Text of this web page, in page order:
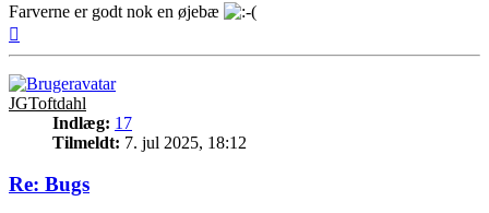
Farverne er godt nok en øjebæ
JGToftdahl
Indlæg: 17
Tilmeldt: 7. jul 2025, 18:12
Re: Bugs